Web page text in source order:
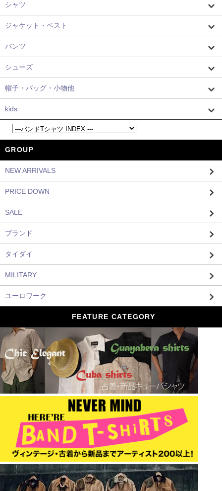
シャツ
ジャケット・ベスト
パンツ
シューズ
帽子・バッグ・小物他
kids
GROUP
NEW ARRIVALS
PRICE DOWN
SALE
ブランド
タイダイ
MILITARY
ユーロワーク
FEATURE CATEGORY